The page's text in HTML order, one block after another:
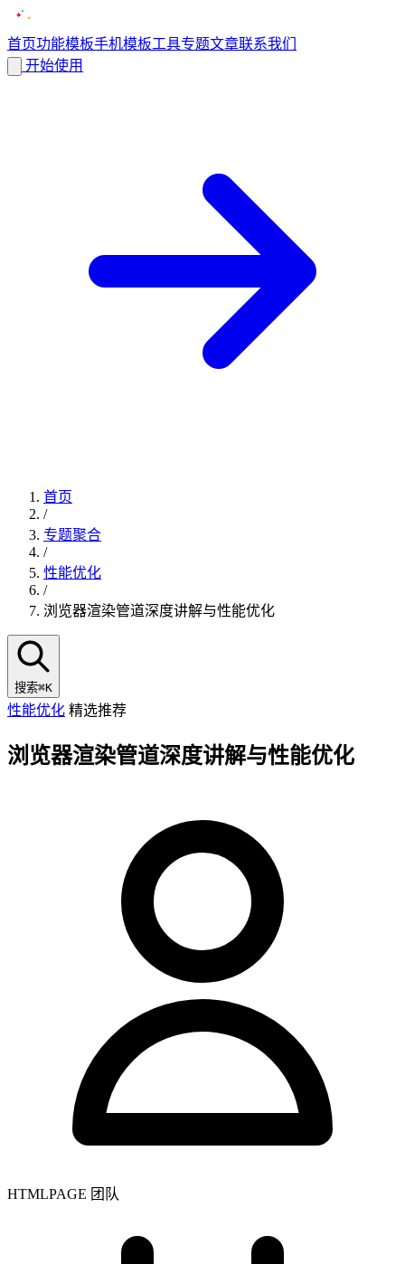
首页功能模板手机模板工具专题文章联系我们
开始使用
首页
/
专题聚合
/
性能优化
/
浏览器渲染管道深度讲解与性能优化
搜索⌘K
性能优化 精选推荐
浏览器渲染管道深度讲解与性能优化
HTMLPAGE 团队